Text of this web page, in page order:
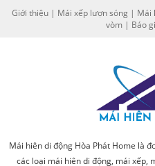
Giới thiệu | Mái xếp lượn sóng | Mái
vòm| Báo
Mái hiên di động Hòa Phát Home là
các loại mái hiên di động, mái xếp,